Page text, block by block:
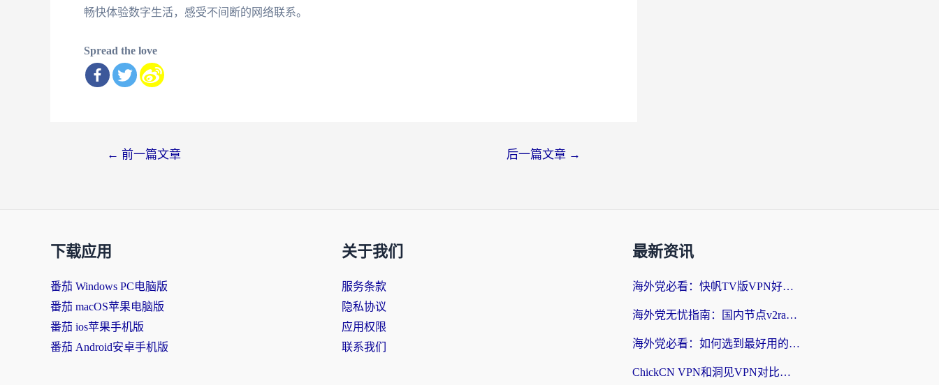
畅快体验数字生活，感受不间断的网络联系。
Spread the love
← 前一篇文章 后一篇文章 →
下载应用
番茄 Windows PC电脑版
番茄 macOS苹果电脑版
番茄 ios苹果手机版
番茄 Android安卓手机版
关于我们
服务条款
隐私协议
应用权限
联系我们
最新资讯
海外党必看：快帆TV版VPN好用吗？和快游VPN对比哪个回国效果更好？附实用避坑指南
海外党无忧指南：国内节点v2ray怎么选？一键回国VPN+多场景实测帮你避坑
海外党必看：如何选到最好用的回国加速器？从节点到售后的全维度指南
ChickCN VPN和洞见VPN对比哪个回国效果更好？海外党亲测3款加速器+避坑指南